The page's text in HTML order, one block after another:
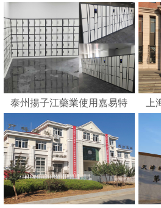
泰州揚子江藥業使用嘉易特
刷卡智能柜